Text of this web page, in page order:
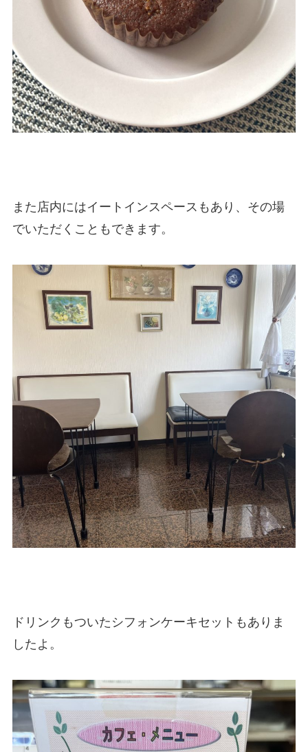
また店内にはイートインスペースもあり、その場
でいただくこともできます。
ドリンクもついたシフォンケーキセットもありま
したよ。